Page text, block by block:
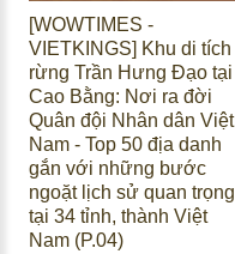
[WOWTIMES -
VIETKINGS] Khu di tích
rừng Trần Hưng Đạo tại
Cao Bằng: Nơi ra đời
Quân đội Nhân dân Việt
Nam - Top 50 địa danh
gắn với những bước
ngoặt lịch sử quan trọng
tại 34 tỉnh, thành Việt
Nam (P.04)